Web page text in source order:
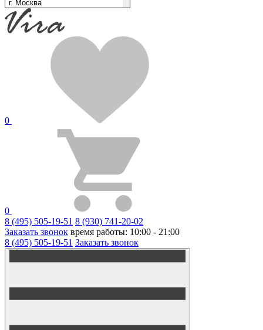
г. Москва
0
0
8 (495) 505-19-51 8 (930) 741-20-02
Заказать звонок время работы: 10:00 - 21:00
8 (495) 505-19-51 Заказать звонок